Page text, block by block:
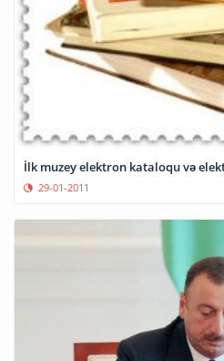
İlk muzey elektron kataloqu və
29-01-2011